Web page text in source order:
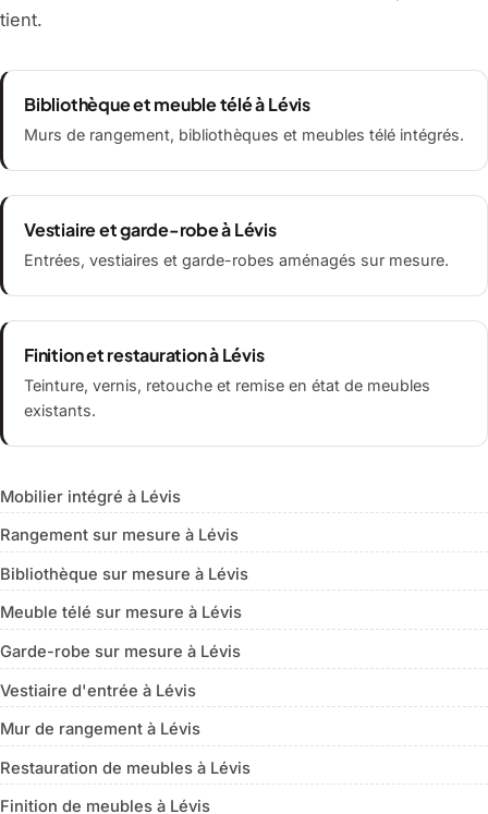
tient.
Bibliothèque et meuble télé à Lévis
Murs de rangement, bibliothèques et meubles télé intégrés.
Vestiaire et garde-robe à Lévis
Entrées, vestiaires et garde-robes aménagés sur mesure.
Finition et restauration à Lévis
Teinture, vernis, retouche et remise en état de meubles
existants.
Mobilier intégré à Lévis
Rangement sur mesure à Lévis
Bibliothèque sur mesure à Lévis
Meuble télé sur mesure à Lévis
Garde-robe sur mesure à Lévis
Vestiaire d'entrée à Lévis
Mur de rangement à Lévis
Restauration de meubles à Lévis
Finition de meubles à Lévis